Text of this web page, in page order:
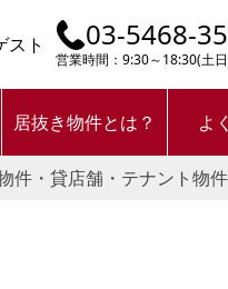
スト 03-5468-
営業時間：9:30～18:30(土
居抜き物件とは？ よ
件・貸店舗・テナント物